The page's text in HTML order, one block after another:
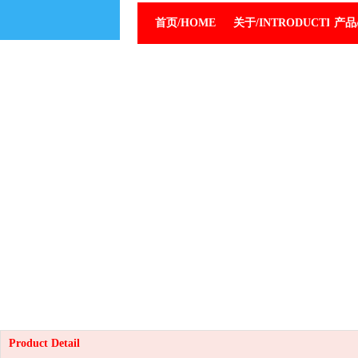
首页/HOME 关于/INTRODUCTION
产
Product Detail